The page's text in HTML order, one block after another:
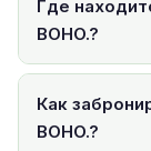
Где
BOHO.?
Как
BOHO.?